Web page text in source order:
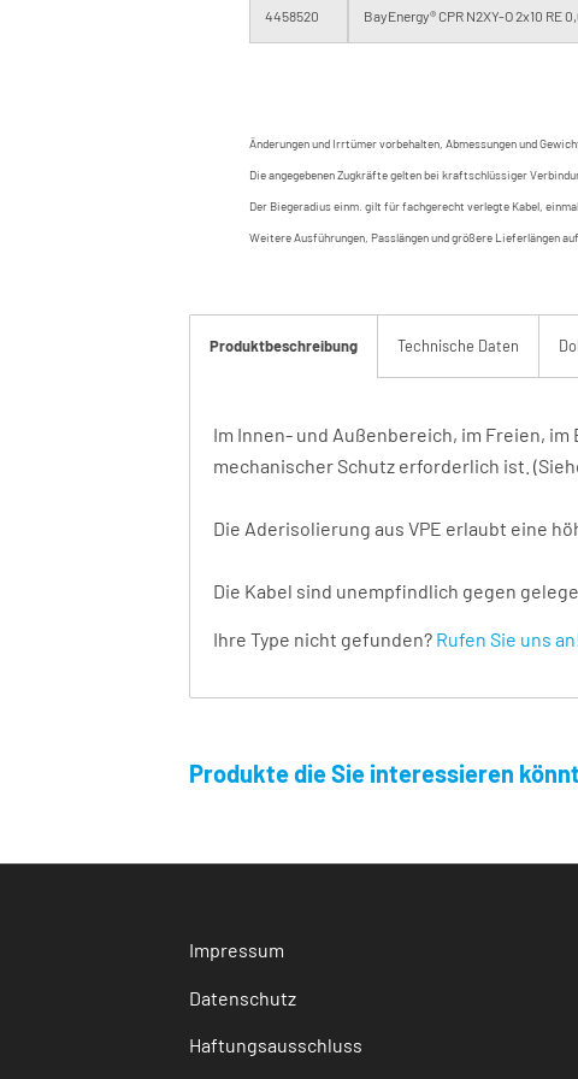
4458520 BayEnergy® CPR N2XY-O 2x10 RE
Änderungen und Irrtümer vorbehalten, Abmessungen und
Die angegebenen Zugkräfte gelten bei kraftschlüssiger
Der Biegeradius einm. gilt für fachgerecht verlegte Kabel,
Weitere Ausführungen, Passlängen und größere Lieferlängen
Produktbeschreibung Technische Daten
Im Innen- und Außenbereich, im Freien,
mechanischer Schutz erforderlich ist.
Die Aderisolierung aus VPE erlaubt eine
Die Kabel sind unempfindlich gegen
Ihre Type nicht gefunden? Rufen Sie uns
Produkte die Sie interessieren
Impressum
Datenschutz
Haftungsausschluss